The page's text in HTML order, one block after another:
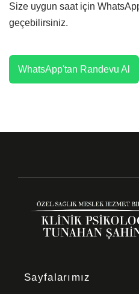
Size uygun saat için
geçebilirsiniz.
WhatsApp'tan Randevu Al
Sayfalarımız